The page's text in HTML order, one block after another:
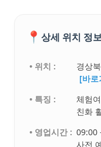
📍 상세 위치 정
• 위치 :
경상
[바로
• 특징 :
체험
친화
• 영업시간 : 09:00
사전